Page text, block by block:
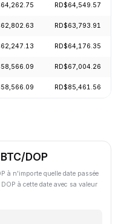
RD$64,549.57
RD$63,793.91
RD$64,176.35
RD$67,004.26
RD$85,461.56
DOP
à n'importe quelle date passée
à cette date avec sa valeur